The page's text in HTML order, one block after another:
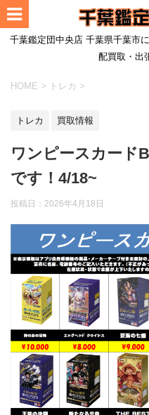
千葉鑑定団中央店 千葉県千葉市
配買取・出
HOME > トレカ >
トレカ 買取情報
ワンピースカード
です！4/18~
投稿日： 2026年4月18日